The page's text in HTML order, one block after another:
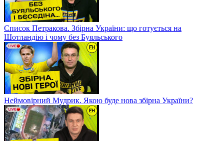
Список Петракова. Збірна України: що готується на
Шотландію і чому без Буяльського
Неймовірний Мудрик. Якою буде нова збірна України?